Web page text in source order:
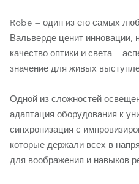
Robe — один из его самых
Вальверде ценит инновации,
качество оптики и света —
значение для живых
Одной из сложностей
адаптация оборудования к
синхронизация с
которые держали всех в
для воображения и навыков